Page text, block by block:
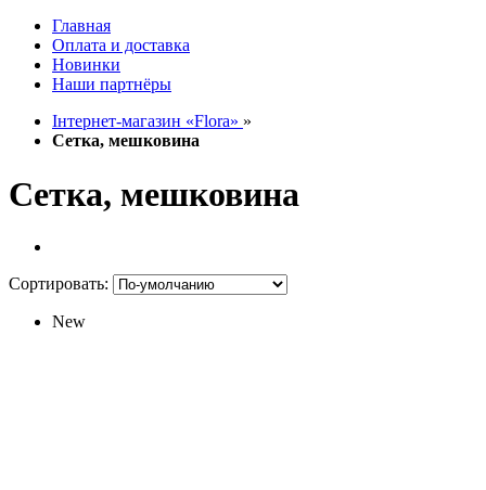
Главная
Оплата и доставка
Новинки
Наши партнёры
Інтернет-магазин «Flora» »
Сетка, мешковина
Сетка, мешковина
Сортировать:
New